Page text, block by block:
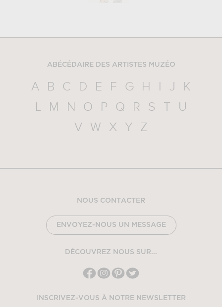
ABÉCÉDAIRE DES ARTISTES MUZÉO
A B C D E F G H I J
K
L
M N O P Q R S T
U
V
W X Y Z
NOUS CONTACTER
ENVOYEZ-NOUS UN MESSAGE
DÉCOUVREZ NOUS SUR...
INSCRIVEZ-VOUS À NOTRE NEWSLETTER